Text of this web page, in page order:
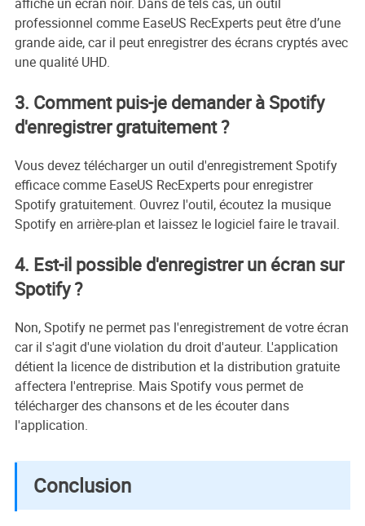
professionnel comme EaseUS RecExperts peut être d’une
grande aide, car il peut enregistrer des écrans cryptés avec
une qualité UHD.
3. Comment puis-je demander à Spotify
d'enregistrer gratuitement ?
Vous devez télécharger un outil d'enregistrement Spotify
efficace comme EaseUS RecExperts pour enregistrer
Spotify gratuitement. Ouvrez l'outil, écoutez la musique
Spotify en arrière-plan et laissez le logiciel faire le travail.
4. Est-il possible d'enregistrer un écran sur
Spotify ?
Non, Spotify ne permet pas l'enregistrement de votre écran
car il s'agit d'une violation du droit d'auteur. L'application
détient la licence de distribution et la distribution gratuite
affectera l'entreprise. Mais Spotify vous permet de
télécharger des chansons et de les écouter dans
l'application.
Conclusion